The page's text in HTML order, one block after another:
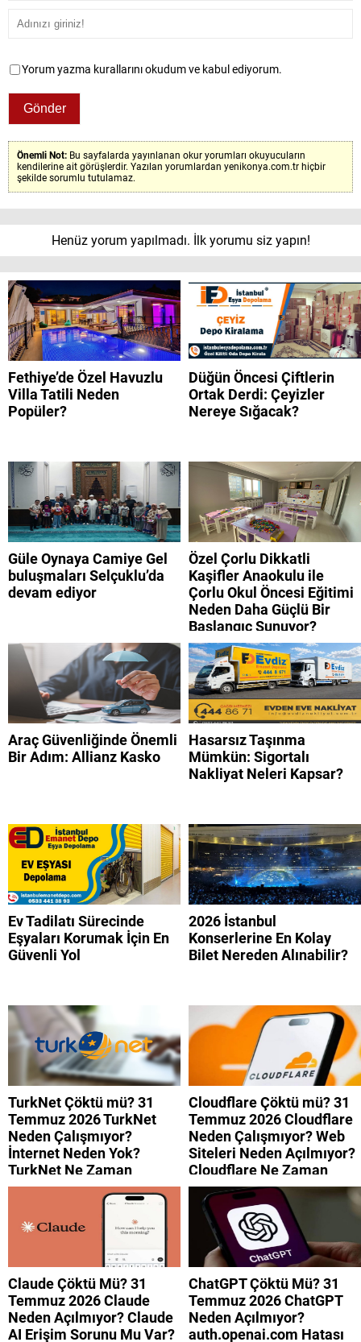
Yorum yazma kurallarını okudum ve kabul ediyorum.
Önemli Not: Bu sayfalarda yayınlanan okur yorumları okuyucuların
kendilerine ait görüşlerdir. Yazılan yorumlardan yenikonya.com.tr hiçbir
şekilde sorumlu tutulamaz.
Henüz yorum yapılmadı. İlk yorumu siz yapın!
Fethiye’de Özel Havuzlu
Villa Tatili Neden
Popüler?
Düğün Öncesi Çiftlerin
Ortak Derdi: Çeyizler
Nereye Sığacak?
Güle Oynaya Camiye Gel
buluşmaları Selçuklu’da
devam ediyor
Özel Çorlu Dikkatli
Kaşifler Anaokulu ile
Çorlu Okul Öncesi Eğitimi
Neden Daha Güçlü Bir
Başlangıç Sunuyor?
Araç Güvenliğinde Önemli
Bir Adım: Allianz Kasko
Hasarsız Taşınma
Mümkün: Sigortalı
Nakliyat Neleri Kapsar?
Ev Tadilatı Sürecinde
Eşyaları Korumak İçin En
Güvenli Yol
2026 İstanbul
Konserlerine En Kolay
Bilet Nereden Alınabilir?
TurkNet Çöktü mü? 31
Temmuz 2026 TurkNet
Neden Çalışmıyor?
İnternet Neden Yok?
TurkNet Ne Zaman
Düzelecek?
Cloudflare Çöktü mü? 31
Temmuz 2026 Cloudflare
Neden Çalışmıyor? Web
Siteleri Neden Açılmıyor?
Cloudflare Ne Zaman
Düzelecek?
Claude Çöktü Mü? 31
Temmuz 2026 Claude
Neden Açılmıyor? Claude
AI Erişim Sorunu Mu Var?
ChatGPT Çöktü Mü? 31
Temmuz 2026 ChatGPT
Neden Açılmıyor?
auth.openai.com Hatası